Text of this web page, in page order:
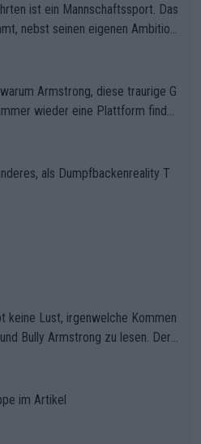
ist ein Mannschaftssport. Das
seinen eigenen Ambition
zu machen und konkret am Erf
hoch anzurechnen. Das ist ein Zei
hinaus.
Armstrong, diese traurige G
wieder eine Plattform finde
als Dumpfbackenreality T
keine Lust, irgenwelche Kommen
Bully Armstrong zu lesen. Der
im Artikel